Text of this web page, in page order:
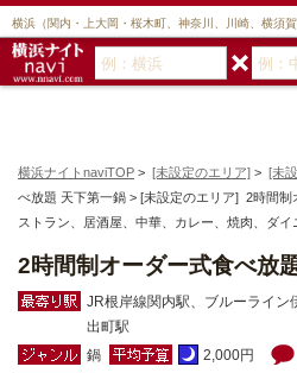
横浜（関内・上大岡・桜木町、神奈川、川崎、横須
横浜ナイトnaviTOP > [未設定のエリア] > [未
べ放題 天下第一鍋 > [未設定のエリア] 2時間
ストラン、居酒屋、中華、カレー、焼肉、ダイ
2時間制オーダー式食べ放
JR根岸線関内駅、ブルーライン
出町駅
鍋
2,000円